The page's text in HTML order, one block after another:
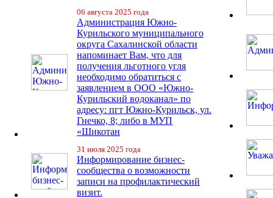
06 августа 2025 года
Администрация Южно-
Курильского муниципального
округа Сахалинской области
напоминает Вам, что для
получения льготного угля
необходимо обратиться с
заявлением в ООО «Южно-
Курильский водоканал» по
адресу: пгт Южно-Курильск, ул.
Гнечко, 8; либо в МУП
«Шикотан
31 июля 2025 года
Информирование бизнес-
сообщества о возможности
записи на профилактический
визит.